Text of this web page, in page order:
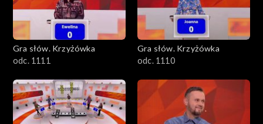
Gra słów. Krzyżówka
odc. 1111
Gra słów. Krzyżówka
odc. 1110